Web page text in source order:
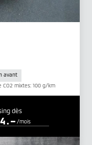
avant
CO2 mixtes: 100 g/km
dès
/mois